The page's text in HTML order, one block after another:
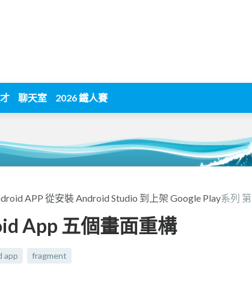
聊天室 2026 鐵人賽
APP 從安裝 Android Studio 到上架 Google Play系列 第
App 五個畫面重構
app fragment